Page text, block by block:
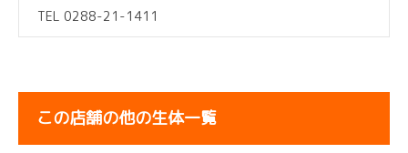
TEL 0288-21-1411
この店舗の他の生体一覧